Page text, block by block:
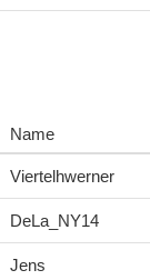
Name
Viertelhwerner
DeLa_NY14
Jens